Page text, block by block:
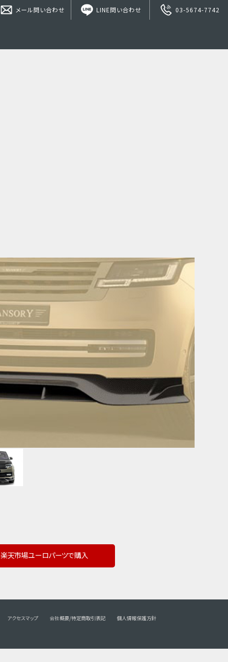
メール問い合わせ LINE問い合わせ 03-5674-7742
楽天市場ユーロパーツで購入
アクセスマップ 会社概要/特定商取引表記
個人情報保護方針